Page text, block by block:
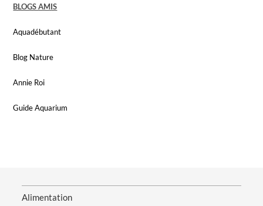
BLOGS AMIS
Aquadébutant
Blog Nature
Annie Roi
Guide Aquarium
Alimentation